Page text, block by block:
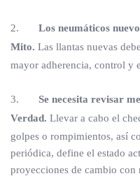
2. Los neumáticos
Mito. Las llantas nuevas
mayor adherencia, control y
3. Se necesita revisar
Verdad. Llevar a cabo el
golpes o rompimientos, así
periódica, define el estado
proyecciones de cambio con